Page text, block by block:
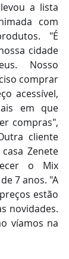
a lista
com
"É
cidade
Nosso
comprar
acessível,
em que
compras",
cliente
Zenete
o Mix
7 anos. "A
estão
novidades.
víamos na